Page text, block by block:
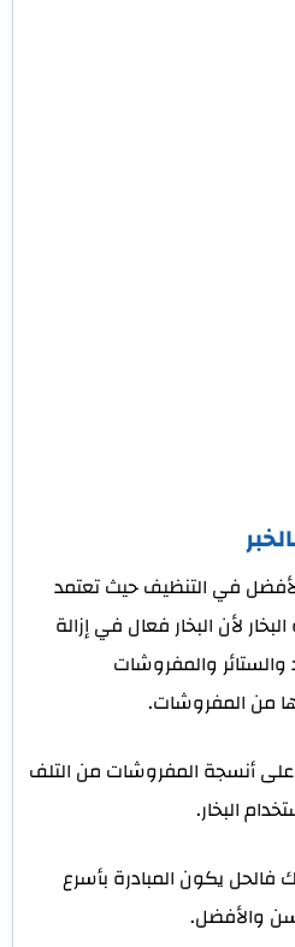
في التنظيف حيث تعتمد
لأن البخار فعال في إزالة
والستائر والمفروشات
من المفروشات.
على أنسجة المفروشات من التلف
البخار.
يكون المبادرة بأسرع
والأفضل.